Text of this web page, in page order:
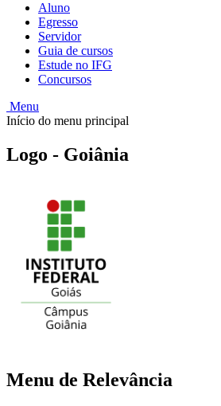
Aluno
Egresso
Servidor
Guia de cursos
Estude no IFG
Concursos
Menu
Início do menu principal
Logo - Goiânia
Menu de Relevância